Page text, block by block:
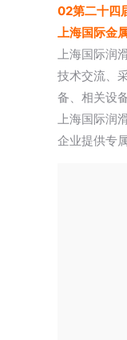
02第二十四
上海国际金
上海国际润
技术交流、
备、相关设
上海国际润
企业提供专